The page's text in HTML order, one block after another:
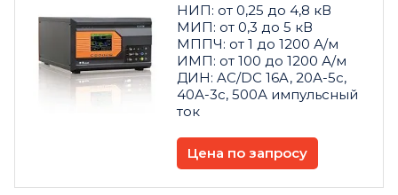
НИП: от 0,25 до 4,8 кВ
МИП: от 0,3 до 5 кВ
МППЧ: от 1 до 1200 А/м
ИМП: от 100 до 1200 А/м
ДИН: AC/DC 16A, 20А-5с,
40А-3с, 500А импульсный
ток
Цена по запросу